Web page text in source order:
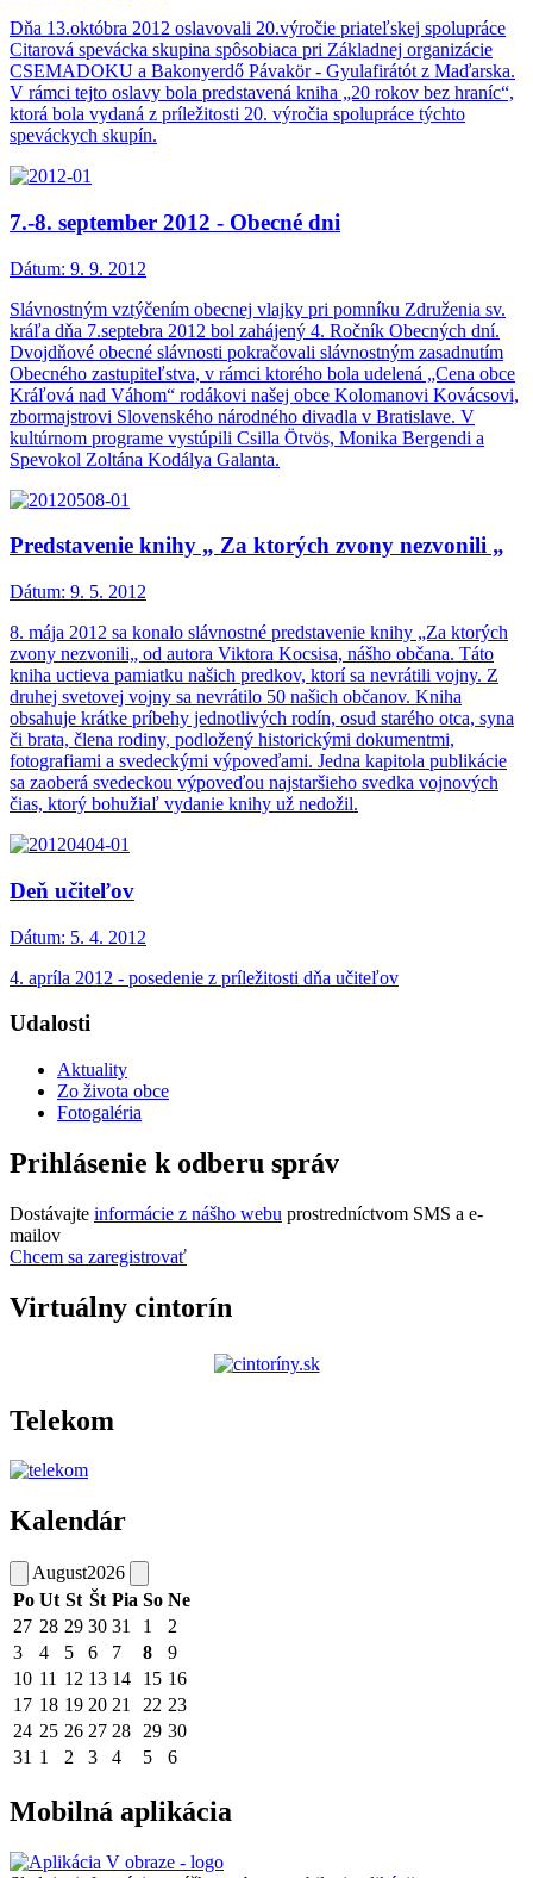
Dňa 13.októbra 2012 oslavovali 20.výročie priateľskej spolupráce
Citarová spevácka skupina spôsobiaca pri Základnej organizácie
CSEMADOKU a Bakonyerdő Pávakör - Gyulafirátót z Maďarska.
V rámci tejto oslavy bola predstavená kniha „20 rokov bez hraníc“,
ktorá bola vydaná z príležitosti 20. výročia spolupráce týchto
speváckych skupín.
7.-8. september 2012 - Obecné dni
Dátum: 9. 9. 2012
Slávnostným vztýčením obecnej vlajky pri pomníku Združenia sv.
kráľa dňa 7.septebra 2012 bol zahájený 4. Ročník Obecných dní.
Dvojdňové obecné slávnosti pokračovali slávnostným zasadnutím
Obecného zastupiteľstva, v rámci ktorého bola udelená „Cena obce
Kráľová nad Váhom“ rodákovi našej obce Kolomanovi Kovácsovi,
zbormajstrovi Slovenského národného divadla v Bratislave. V
kultúrnom programe vystúpili Csilla Ötvös, Monika Bergendi a
Spevokol Zoltána Kodálya Galanta.
Predstavenie knihy „ Za ktorých zvony nezvonili „
Dátum: 9. 5. 2012
8. mája 2012 sa konalo slávnostné predstavenie knihy „Za ktorých
zvony nezvonili„ od autora Viktora Kocsisa, nášho občana. Táto
kniha uctieva pamiatku našich predkov, ktorí sa nevrátili vojny. Z
druhej svetovej vojny sa nevrátilo 50 našich občanov. Kniha
obsahuje krátke príbehy jednotlivých rodín, osud starého otca, syna
či brata, člena rodiny, podložený historickými dokumentmi,
fotografiami a svedeckými výpoveďami. Jedna kapitola publikácie
sa zaoberá svedeckou výpoveďou najstaršieho svedka vojnových
čias, ktorý bohužiaľ vydanie knihy už nedožil.
Deň učiteľov
Dátum: 5. 4. 2012
4. apríla 2012 - posedenie z príležitosti dňa učiteľov
Udalosti
Aktuality
Zo života obce
Fotogaléria
Prihlásenie k odberu správ
Dostávajte informácie z nášho webu prostredníctvom SMS a e-
mailov
Chcem sa zaregistrovať
Virtuálny cintorín
Telekom
Kalendár
August2026
Po Ut St Št Pia So Ne
27 28 29 30 31 1
2
3
4 5 6 7 8
9
10 11 12 13 14 15 16
17 18 19 20 21 22 23
24 25 26 27 28 29 30
31 1 2 3 4 5 6
Mobilná aplikácia